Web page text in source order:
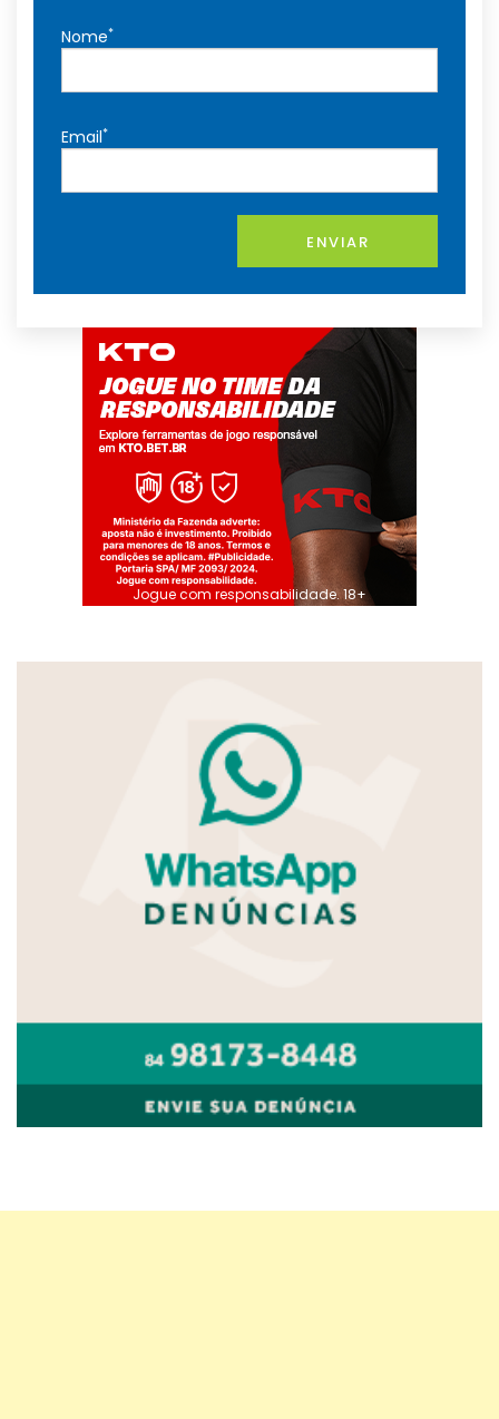
Nome*
Email*
ENVIAR
Jogue com responsabilidade. 18+